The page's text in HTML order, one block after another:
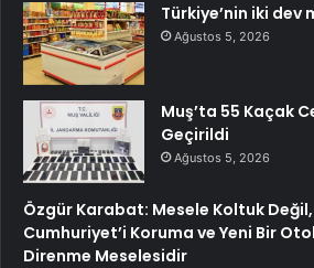
Türkiye’nin iki
Ağustos 5, 2026
Muş’ta 55 Kaçak
Geçirildi
Ağustos 5, 2026
Özgür Karabat: Mesele Koltuk
Cumhuriyet’i Koruma ve Yeni Bir
Direnme Meselesidir